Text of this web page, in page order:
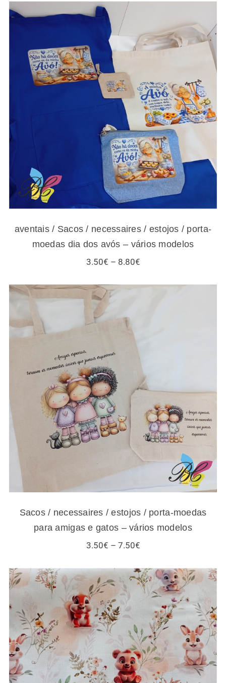
aventais / Sacos / necessaires / estojos /
porta-moedas dia dos avós – vários modelos
aventais / Sacos / necessaires / estojos / porta-
moedas dia dos avós – vários modelos
3.50€ – 8.80€Price
Sacos / necessaires / estojos / porta-
moedas para amigas e gatos – vários
modelos
Sacos / necessaires / estojos / porta-moedas
para amigas e gatos – vários modelos
3.50€ – 7.50€Price
through
7.50€
Tecidos infantis – esquilos e outros